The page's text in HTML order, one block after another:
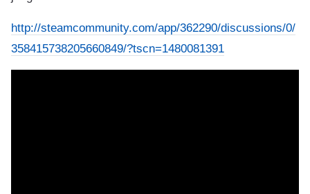
http://steamcommunity.com/app/362290/discussions/0/
358415738205660849/?tscn=1480081391